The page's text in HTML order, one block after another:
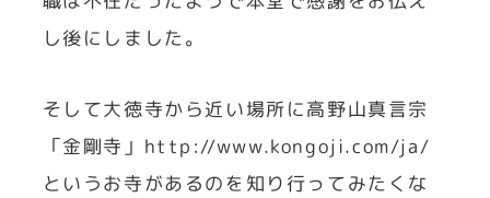
し後にしました。
そして大徳寺から近い場所に高野山真言宗
「金剛寺」http://www.kongoji.com/ja/
というお寺があるのを知り行ってみたくな